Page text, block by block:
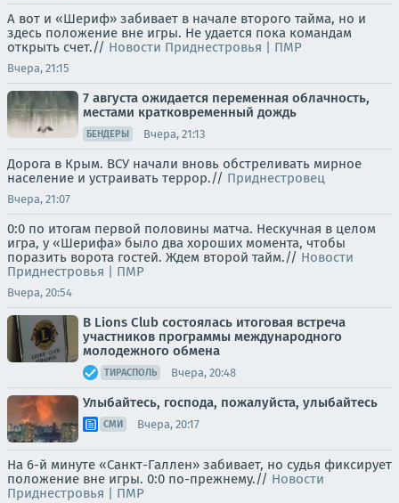
А вот и «Шериф» забивает в начале второго тайма, но и
здесь положение вне игры. Не удается пока командам
открыть счет.// Новости Приднестровья | ПМР
Вчера, 21:15
7 августа ожидается переменная облачность,
местами кратковременный дождь
БЕНДЕРЫ Вчера, 21:13
Дорога в Крым. ВСУ начали вновь обстреливать мирное
население и устраивать террор.// Приднестровец
Вчера, 21:07
0:0 по итогам первой половины матча. Нескучная в целом
игра, у «Шерифа» было два хороших момента, чтобы
поразить ворота гостей. Ждем второй тайм.// Новости
Приднестровья | ПМР
Вчера, 20:54
В Lions Club состоялась итоговая встреча
участников программы международного
молодежного обмена
ТИРАСПОЛЬ Вчера, 20:48
Улыбайтесь, господа, пожалуйста, улыбайтесь
СМИ Вчера, 20:17
На 6-й минуте «Санкт-Галлен» забивает, но судья фиксирует
положение вне игры. 0:0 по-прежнему.// Новости
Приднестровья | ПМР